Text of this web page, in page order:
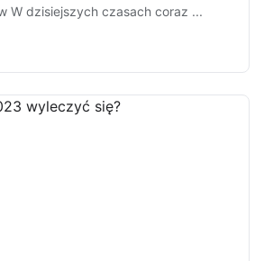
W dzisiejszych czasach coraz ...